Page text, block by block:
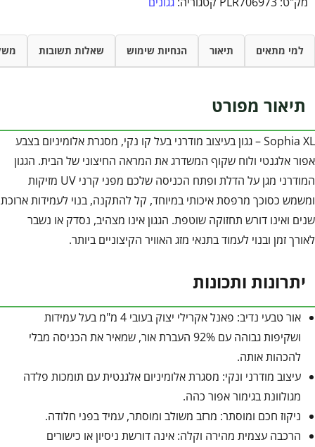
למי מתאים תיאור הנחיות שימוש שאלות תשובות
תיאור מפורט
Sophia XL – גגון בעיצוב מודרני בעל קו נקי, מסגרת אלומיניום בצבע
אפור אלגנטי ולוח שקוף המשדרג את המראה החיצוני של הבית. הגגון
המודרני מגן על הדלת ופתח הכניסה שלכם מפני קרני UV מזיקות
ומשמש כסוכך מרפסת איכותי במיוחד, קל להתקנה, בנוי לעמידות ארוכת
שנים ואינו דורש תחזוקה שוטפת. הגגון אינו מצהיב, נסדק או נשבר
לאורך זמן ובנוי לעמוד בתנאי מזג האוויר הקיצוניים ביותר.
יתרונות ותכונות
אור טבעי נדיב: פאנל אקרילי יצוק בעובי 4 מ"מ בעל עמידות
ושקיפות גבוהה עם 92% העברת אור, שמאיר את הכניסה מבלי
להכהות אותה.
עיצוב מודרני ונקי: מסגרת אלומיניום אלגנטית עם תומכות פלדה
מגולוונת בגימור אפור כהה.
ניקוז חכם ומוסתר: מרזב משולב ומוסתר, עמיד בפני חלודה.
הרכבה עצמית מהירה וקלה: אינה דורשת ניסיון או כישורים